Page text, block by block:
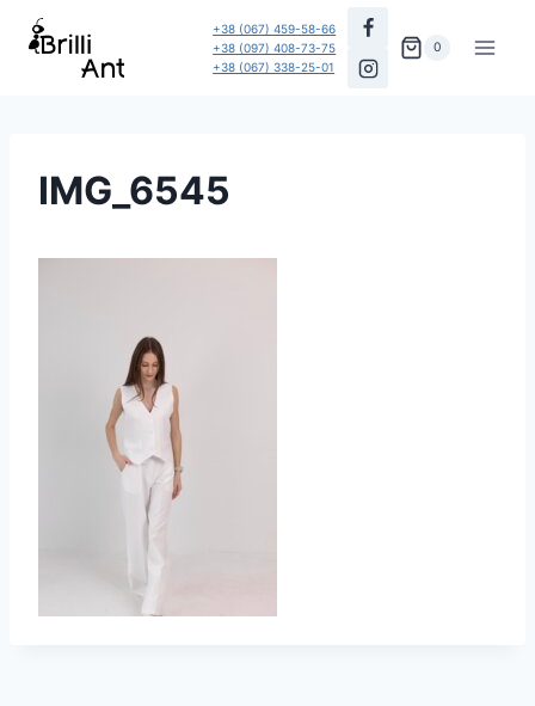
Перейти
+38 (067) 459-58-66
+38 (097) 408-73-75
+38 (067) 338-25-01
0
IMG_6545